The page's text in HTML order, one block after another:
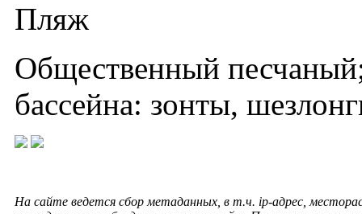
Пляж
Общественный
бассейна: зонты,
На сайте ведется сбор метаданных, в т.ч. ip-адрес,